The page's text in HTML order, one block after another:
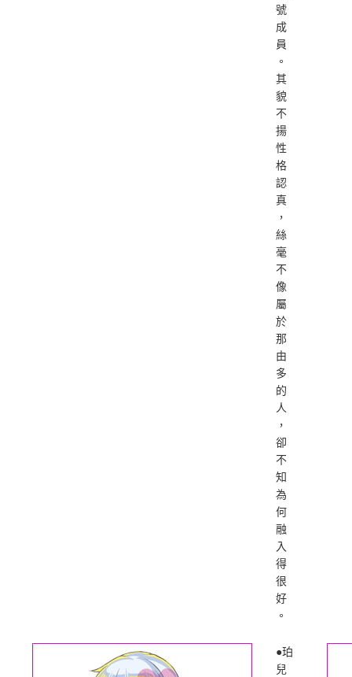
號
成
員
。
其
貌
不
揚
性
格
認
真
，
絲
毫
不
像
屬
於
那
由
多
的
人
，
卻
不
知
為
何
融
入
得
很
好
。
●珀
兒